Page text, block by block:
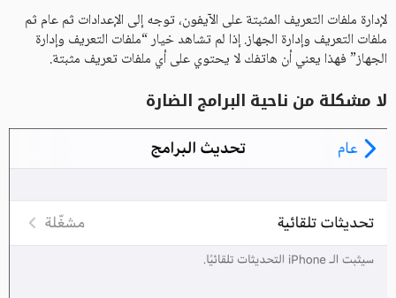
لإدارة ملفات التعريف المثبتة على الآيفون، توجه إلى الإعدادات ثم عام ثم
ملفات التعريف وإدارة الجهاز. إذا لم تشاهد خيار “ملفات التعريف وإدارة
الجهاز” فهذا يعني أن هاتفك لا يحتوي على أي ملفات تعريف مثبتة.
لا مشكلة من ناحية البرامج الضارة